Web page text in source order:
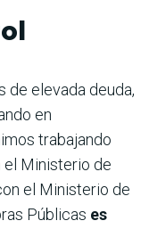
de elevada deuda,
en
trabajando
Ministerio de
el Ministerio de
Públicas es